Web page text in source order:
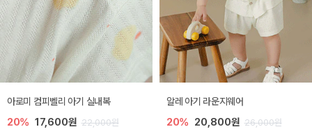
아로미 컴피벨리 아기 실내복
20% 17,600원 22,000원
알레 아기 라운지웨어
20% 20,800원 26,000원